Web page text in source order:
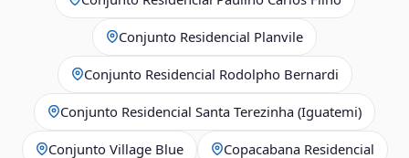
Conjunto Residencial Planvile
Conjunto Residencial Rodolpho Bernardi
Conjunto Residencial Santa Terezinha (Iguatemi)
Conjunto Village Blue Copacabana Residencial